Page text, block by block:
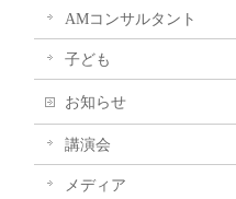
AMコンサルタント
子ども
お知らせ
講演会
メディア